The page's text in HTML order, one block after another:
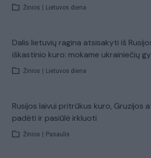
Žinios Lietuvos diena
Dalis lietuvių ragina atsisakyti iš
iškastinio kuro: mokame ukrainiečių
Žinios Lietuvos diena
Rusijos laivui pritrūkus kuro, Gruzijos
padėti ir pasiūlė irkluoti
Žinios Pasaulis